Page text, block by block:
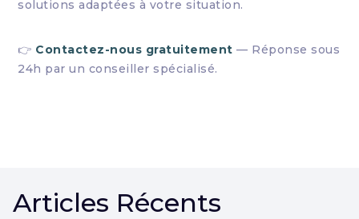
solutions adaptées à votre situation.
👉 Contactez-nous gratuitement — Réponse sous
24h par un conseiller spécialisé.
Articles Récents